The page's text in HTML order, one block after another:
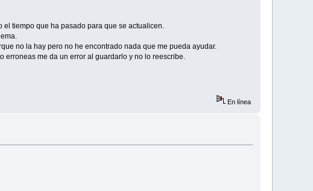
tiempo que ha pasado para que se actualicen.
no la hay pero no he encontrado nada que me pueda ayudar.
erroneas me da un error al guardarlo y no lo reescribe.
En línea